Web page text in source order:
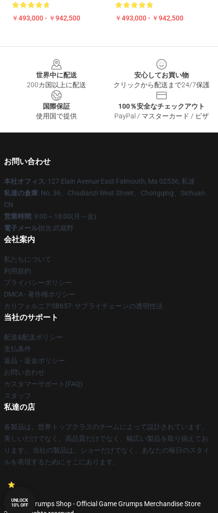
￥493,000 - ￥942,500 ￥493,000 - ￥942,500
世界中に配送
200カ国以上に配送
安心してお買い物
クリックから配送まで24/7保護
国際保証
使用国で提供
100％安全なチェックアウト
PayPal / マスターカード / ビザ
お問い合わせ
本社オフィス: 127 Elain Avenue East Falmouth, Ma 02536, 私達
私達の倉庫: No. 36、Chadianzi West Street、Chongqing、Sichuan、
CN
営業時間: 9:00～18:00(月～金)
電子メール担当:武蔵野
会社案内
私たちについて
利用規約
プライバシーポリシー
DMCA - 著作権ポリシー
カリフォルニアSB657: サプライチェーンの透明性法
当社のサポート
配送&配送ポリシー
支払条件
返品・返金ポリシー
お問い合わせ
カスタマーサポート(FAQ)
スタッフ
私達の店
各製品は、世界トップクラスのチームによって設計されています。
美しいだけでなく、高品質だけでなく、幅広い製品を取り揃えてお
ります。 当社の製品は、ショーだけでなく、あなたの毎日のスタイ
ルを表現するためにそこにあります。
© Game Grumps Shop - Official Game Grumps Merchandise Store
UNLOCK
10% OFF